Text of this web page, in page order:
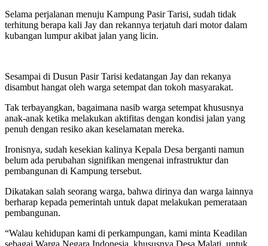
Selama perjalanan menuju Kampung Pasir Tarisi, sudah tidak
terhitung berapa kali Jay dan rekannya terjatuh dari motor dalam
kubangan lumpur akibat jalan yang licin.
Sesampai di Dusun Pasir Tarisi kedatangan Jay dan rekanya
disambut hangat oleh warga setempat dan tokoh masyarakat.
Tak terbayangkan, bagaimana nasib warga setempat khususnya
anak-anak ketika melakukan aktifitas dengan kondisi jalan yang
penuh dengan resiko akan keselamatan mereka.
Ironisnya, sudah kesekian kalinya Kepala Desa berganti namun
belum ada perubahan signifikan mengenai infrastruktur dan
pembangunan di Kampung tersebut.
Dikatakan salah seorang warga, bahwa dirinya dan warga lainnya
berharap kepada pemerintah untuk dapat melakukan pemerataan
pembangunan.
“Walau kehidupan kami di perkampungan, kami minta Keadilan